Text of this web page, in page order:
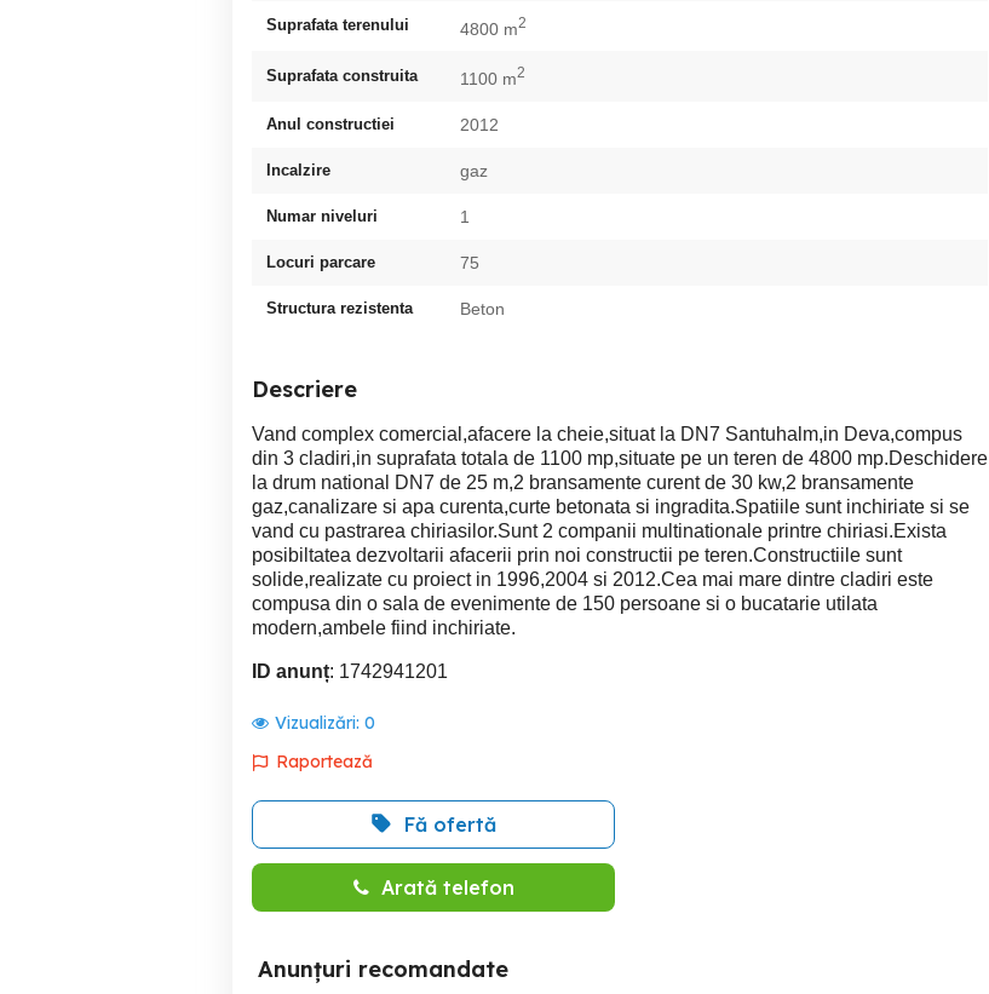
Suprafata terenului 4800 m2
Suprafata construita 1100 m2
Anul constructiei 2012
Incalzire gaz
Numar niveluri 1
Locuri parcare 75
Structura rezistenta Beton
Descriere
Vand complex comercial,afacere la cheie,situat la DN7 Santuhalm,in Deva,compus
din 3 cladiri,in suprafata totala de 1100 mp,situate pe un teren de 4800 mp.Deschidere
la drum national DN7 de 25 m,2 bransamente curent de 30 kw,2 bransamente
gaz,canalizare si apa curenta,curte betonata si ingradita.Spatiile sunt inchiriate si se
vand cu pastrarea chiriasilor.Sunt 2 companii multinationale printre chiriasi.Exista
posibiltatea dezvoltarii afacerii prin noi constructii pe teren.Constructiile sunt
solide,realizate cu proiect in 1996,2004 si 2012.Cea mai mare dintre cladiri este
compusa din o sala de evenimente de 150 persoane si o bucatarie utilata
modern,ambele fiind inchiriate.
ID anunț: 1742941201
Vizualizări: 0
Raportează
Fă ofertă
Arată telefon
Anunțuri recomandate